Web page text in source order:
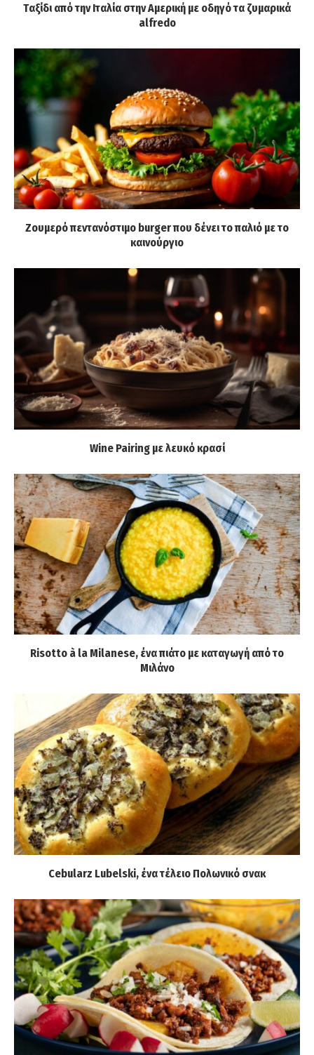
Tαξίδι από την Ιταλία στην Αμερική με οδηγό τα ζυμαρικά
alfredo
Ζουμερό πεντανόστιμο burger που δένει το παλιό με το
καινούργιο
Wine Pairing με λευκό κρασί
Risotto à la Milanese, ένα πιάτο με καταγωγή από το
Μιλάνο
Cebularz Lubelski, ένα τέλειο Πολωνικό σνακ